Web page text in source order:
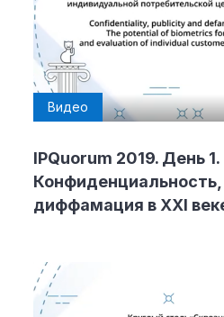
Видео
IPQuorum 2019. День 1.
Конфиденциальность,
диффамация в XXI